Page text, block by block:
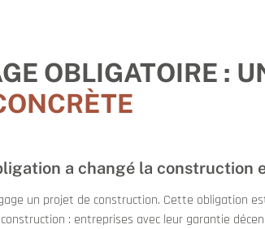
OBLIGATOIRE :
a changé la construction
un projet de construction. Cette obligation
: entreprises avec leur garantie